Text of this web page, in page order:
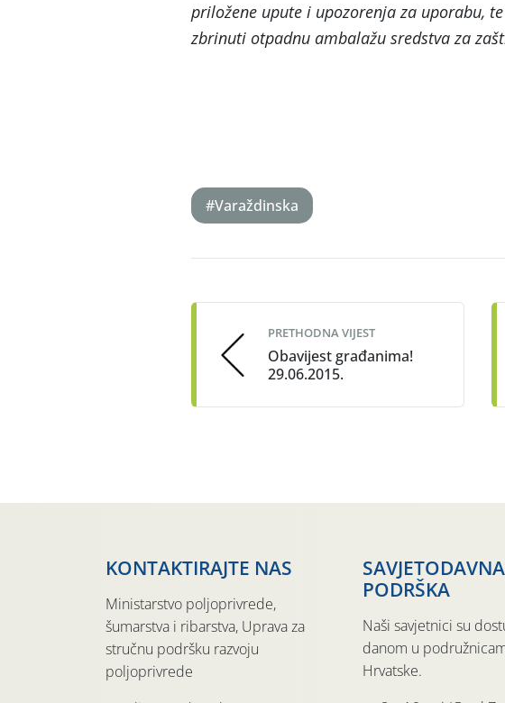
priložene upute i upozorenja za uporabu,
zbrinuti otpadnu ambalažu sredstva za
#Varaždinska
navigation
PRETHODNA VIJEST
Obavijest građanima!
29.06.2015.
KONTAKTIRAJTE NAS
Ministarstvo poljoprivrede,
šumarstva i ribarstva, Uprava za
stručnu podršku razvoju
poljoprivrede
SAVJETODAVNA
PODRŠKA
Naši savjetnici su
danom u
Hrvatske.